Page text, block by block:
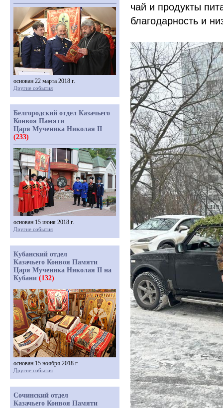
чай и продукты
благодарность и
основан 22 марта 2018 г.
Другие события
Белгородский отдел Казачьего
Конвоя Памяти
Царя Мученика Николая II
(233)
основан 15 июня 2018 г.
Другие события
Кубанский отдел
Казачьего Конвоя Памяти
Царя Мученика Николая II на
Кубани (132)
основан 15 ноября 2018 г.
Другие события
Сочинский отдел
Казачьего Конвоя Памяти